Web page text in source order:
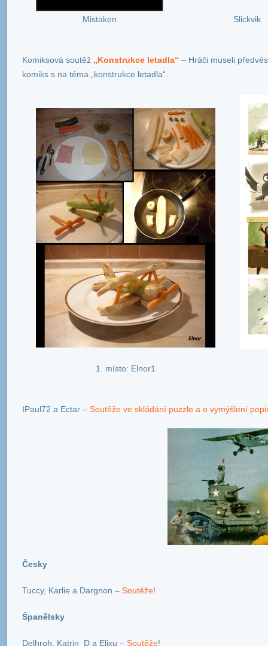
Mistaken Slickvik
Komiksová soutěž „Konstrukce letadla“ – Hráči museli
komiks s na téma „konstrukce letadla“.
1. místo: Elnor1
IPaul72 a Ectar – Soutěže ve skládání puzzle a o vymýšlení
Česky
Tuccy, Karlie a Dargnon – Soutěže!
Španělsky
Delhroh, Katrin_D a Elixu – Soutěže!